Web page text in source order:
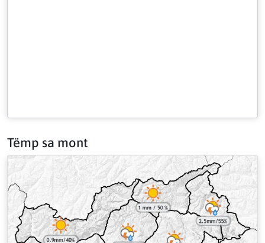
Tëmp sa mont